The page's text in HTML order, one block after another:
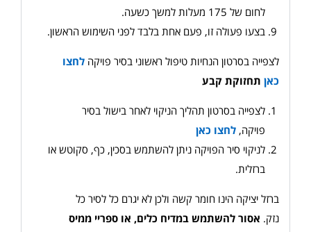
לחום של 175 מעלות למשך כשעה.
בצעו פעולה זו, פעם אחת בלבד לפני השימוש הראשון.
לצפייה בסרטון הנחיות טיפול ראשוני בסיר פויקה לחצו
כאן תחזוקת קבע
לצפייה בסרטון תהליך הניקוי לאחר בישול בסיר
פויקה, לחצו כאן
לניקוי סיר הפויקה ניתן להשתמש בסכין, כף, סקוטש או
ברזלית.
ברזל יציקה הינו חומר קשה ולכן לא יגרם כל לסיר כל
נזק. אסור להשתמש במדיח כלים, או ספריי ממיס